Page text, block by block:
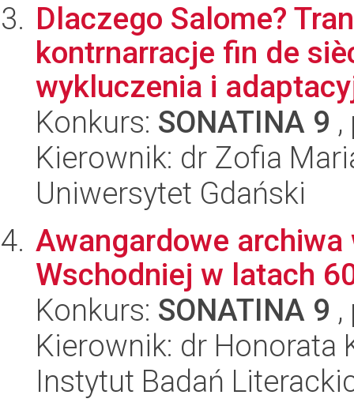
Dlaczego Salome?
kontrnarracje fin de
wykluczenia i
Konkurs: SONATINA 9
Kierownik: dr Zofia
Uniwersytet Gdański
Awangardowe
Wschodniej w latach
Konkurs: SONATINA 9
Kierownik: dr Honorata
Instytut Badań